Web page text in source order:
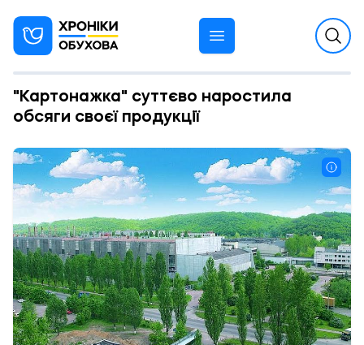
"Картонажка" суттєво наростила
обсяги своєї продукції